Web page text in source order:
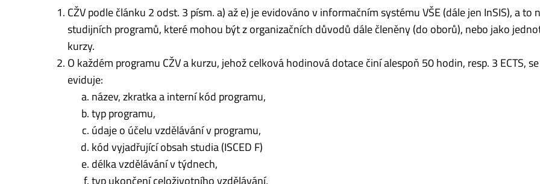
CŽV podle článku 2 odst. 3 písm. a) až e) je evidováno v informačním systému VŠE (dále jen InSIS), a to
studijních programů, které mohou být z organizačních důvodů dále členěny (do oborů), nebo jako
kurzy.
O každém programu CŽV a kurzu, jehož celková hodinová dotace činí alespoň 50 hodin, resp. 3 ECTS, se
eviduje:
název, zkratka a interní kód programu,
typ programu,
údaje o účelu vzdělávání v programu,
kód vyjadřující obsah studia (ISCED F)
délka vzdělávání v týdnech,
typ ukončení celoživotního vzdělávání,